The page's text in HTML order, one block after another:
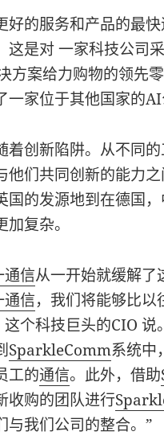
好的服务和产品的最
这是对 一家科技公司
方案给力购物的领先
一家位于其他国家的AI
着创新陷阱。从不同
他们共同创新的能力
国的发源地到在德国
复杂。
信从一开始就缓解了
信，我们将能够比
个科技巨头的CIO
SparkleComm系统中
工的通信。此外，借助
收购的团队进行
与我们公司的整合。”